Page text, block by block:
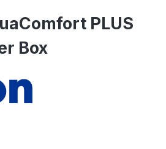
PLUS
Box